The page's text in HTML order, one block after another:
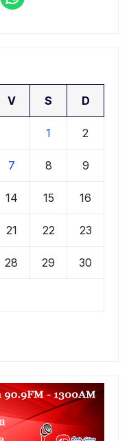
V S D
1 2
7 8 9
14 15 16
21 22 23
28 29 30